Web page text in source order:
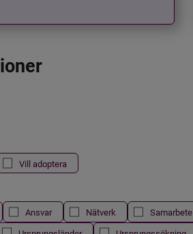
Vill adoptera
Ansvar Nätverk Samarbete